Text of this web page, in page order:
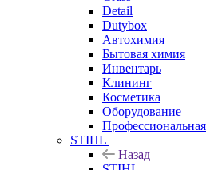
Detail
Dutybox
Автохимия
Бытовая химия
Инвентарь
Клининг
Косметика
Оборудование
STIHL
Назад